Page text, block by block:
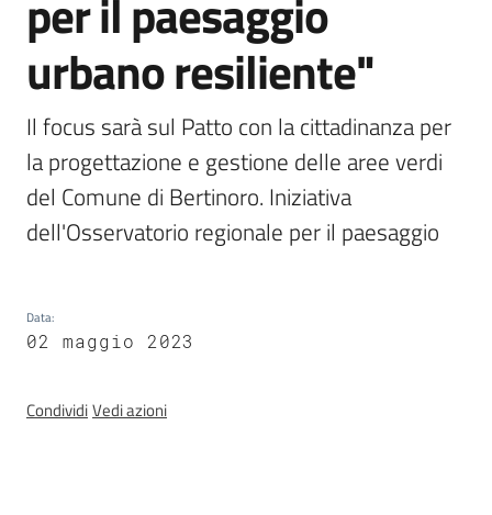
Banca
dati
autorizzazioni
paesaggistiche
Norme
su
per il paesaggio
urbano resiliente"
Il focus sarà sul Patto con la cittadinanza per
la progettazione e gestione delle aree verdi
del Comune di Bertinoro. Iniziativa
dell'Osservatorio regionale per il paesaggio
Data:
02 maggio 2023
CondividiVedi azioni